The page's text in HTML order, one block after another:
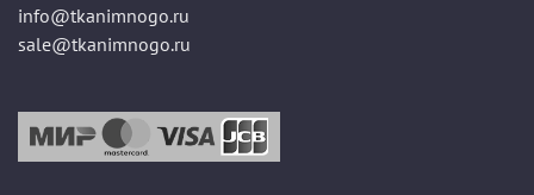
info@tkanimnogo.ru
sale@tkanimnogo.ru